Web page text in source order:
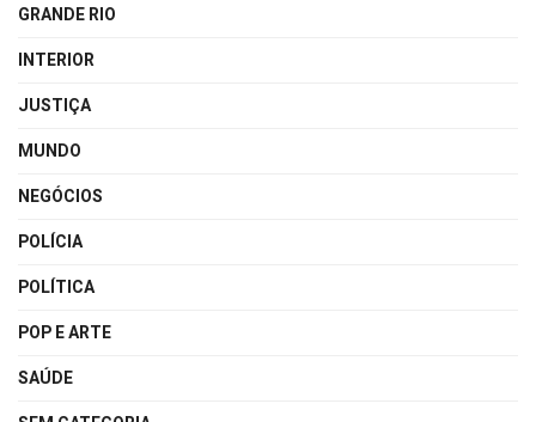
GRANDE RIO
INTERIOR
JUSTIÇA
MUNDO
NEGÓCIOS
POLÍCIA
POLÍTICA
POP E ARTE
SAÚDE